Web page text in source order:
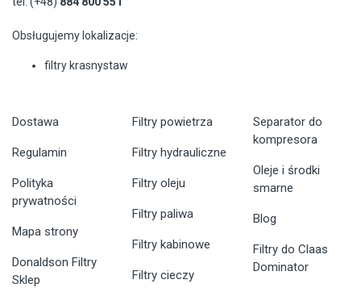
Obsługujemy lokalizacje:
filtry krasnystaw
Dostawa
Regulamin
Polityka
prywatności
Mapa strony
Donaldson Filtry
Sklep
Filtry powietrza
Filtry hydrauliczne
Filtry oleju
Filtry paliwa
Filtry kabinowe
Filtry cieczy
Separator do
kompresora
Oleje i środki
smarne
Blog
Filtry do Claas
Dominator